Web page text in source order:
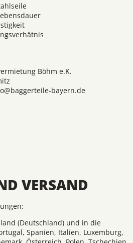
Böhm e.K.
bayern.de
VERSAND
(Deutschland) und in die
Spanien, Italien, Luxemburg,